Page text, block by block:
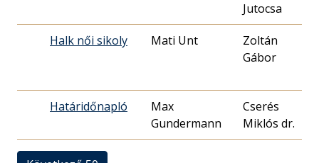
Jutocsa
Halk női sikoly Mati Unt
Zoltán
Gábor
Határidőnapló
Max
Gundermann
Cserés
Miklós dr.